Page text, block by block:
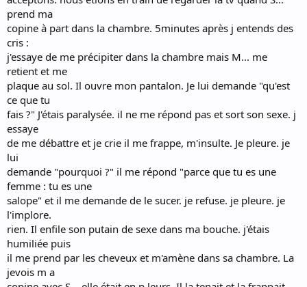
prend ma
copine à part dans la chambre. 5minutes après j entends des
cris :
j'essaye de me précipiter dans la chambre mais M... me
retient et me
plaque au sol. Il ouvre mon pantalon. Je lui demande "qu'est
ce que tu
fais ?" J'étais paralysée. il ne me répond pas et sort son sexe. j
essaye
de me débattre et je crie il me frappe, m'insulte. Je pleure. je
lui
demande "pourquoi ?" il me répond "parce que tu es une
femme : tu es une
salope" et il me demande de le sucer. je refuse. je pleure. je
l'implore.
rien. Il enfile son putain de sexe dans ma bouche. j'étais
humiliée puis
il me prend par les cheveux et m'amène dans sa chambre. La
jevois m a